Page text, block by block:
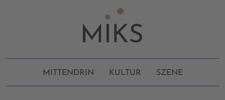
MITTENDRIN KULTUR SZENE